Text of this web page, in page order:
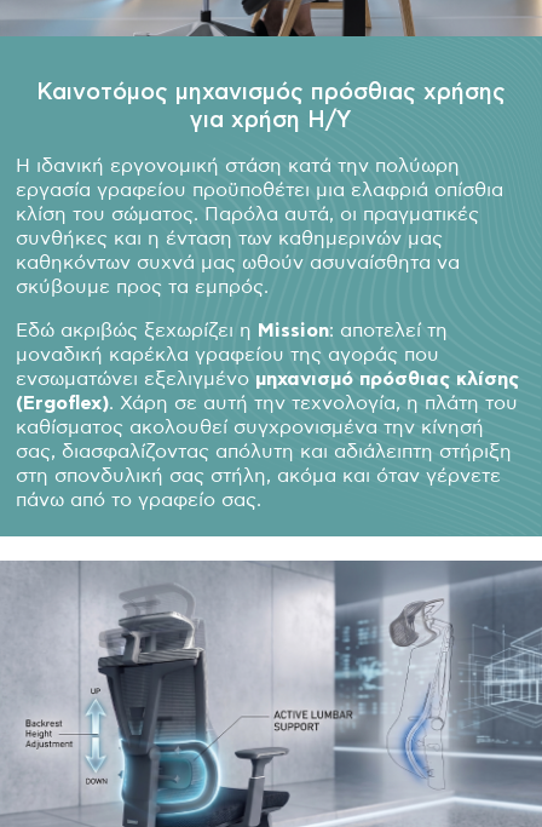
Καινοτόμος μηχανισμός πρόσθιας χρήσης
για χρήση Η/Υ
Η ιδανική εργονομική στάση κατά την πολύωρη
εργασία γραφείου προϋποθέτει μια ελαφριά οπίσθια
κλίση του σώματος. Παρόλα αυτά, οι πραγματικές
συνθήκες και η ένταση των καθημερινών μας
καθηκόντων συχνά μας ωθούν ασυναίσθητα να
σκύβουμε προς τα εμπρός.
Εδώ ακριβώς ξεχωρίζει η Mission: αποτελεί τη
μοναδική καρέκλα γραφείου της αγοράς που
ενσωματώνει εξελιγμένο μηχανισμό πρόσθιας κλίσης
(Ergoflex). Χάρη σε αυτή την τεχνολογία, η πλάτη του
καθίσματος ακολουθεί συγχρονισμένα την κίνησή
σας, διασφαλίζοντας απόλυτη και αδιάλειπτη στήριξη
στη σπονδυλική σας στήλη, ακόμα και όταν γέρνετε
πάνω από το γραφείο σας.